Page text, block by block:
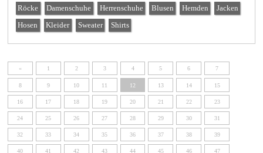
Röcke Damenschuhe Herrenschuhe Blusen Hemden Jacken
Hosen Kleider Sweater Shirts
« 1 2 3 4 5 6 7
8 9 10 11 12 13 14 15
16 17 18 19 20 21 22 23
24 25 26 27 28 29 30 31
32 33 34 35 36 37 38 39
40 41 42 43 44 45 46 47